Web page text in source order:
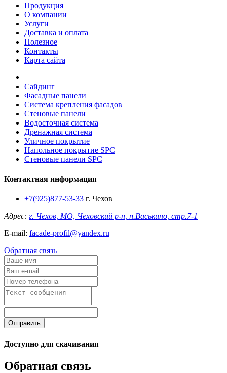
Продукция
О компании
Услуги
Доставка и оплата
Полезное
Контакты
Карта сайта
Сайдинг
Фасадные панели
Система крепления фасадов
Стеновые панели
Водосточная система
Дренажная система
Уличное покрытие
Напольное покрытие SPC
Стеновые панели SPC
Контактная информация
+7(925)877-53-33 г. Чехов
Адрес: г. Чехов, МО, Чеховский р-н, п.Васькино, стр.7-1
E-mail: facade-profil@yandex.ru
Обратная связь
Отправить
Доступно для скачивания
Обратная связь